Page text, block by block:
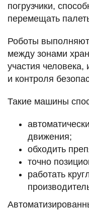
погрузчики,
перемещать
Роботы выполняют
между зонами
участия человека,
и контроля
Такие машины
движения;
обходить
точно
работать